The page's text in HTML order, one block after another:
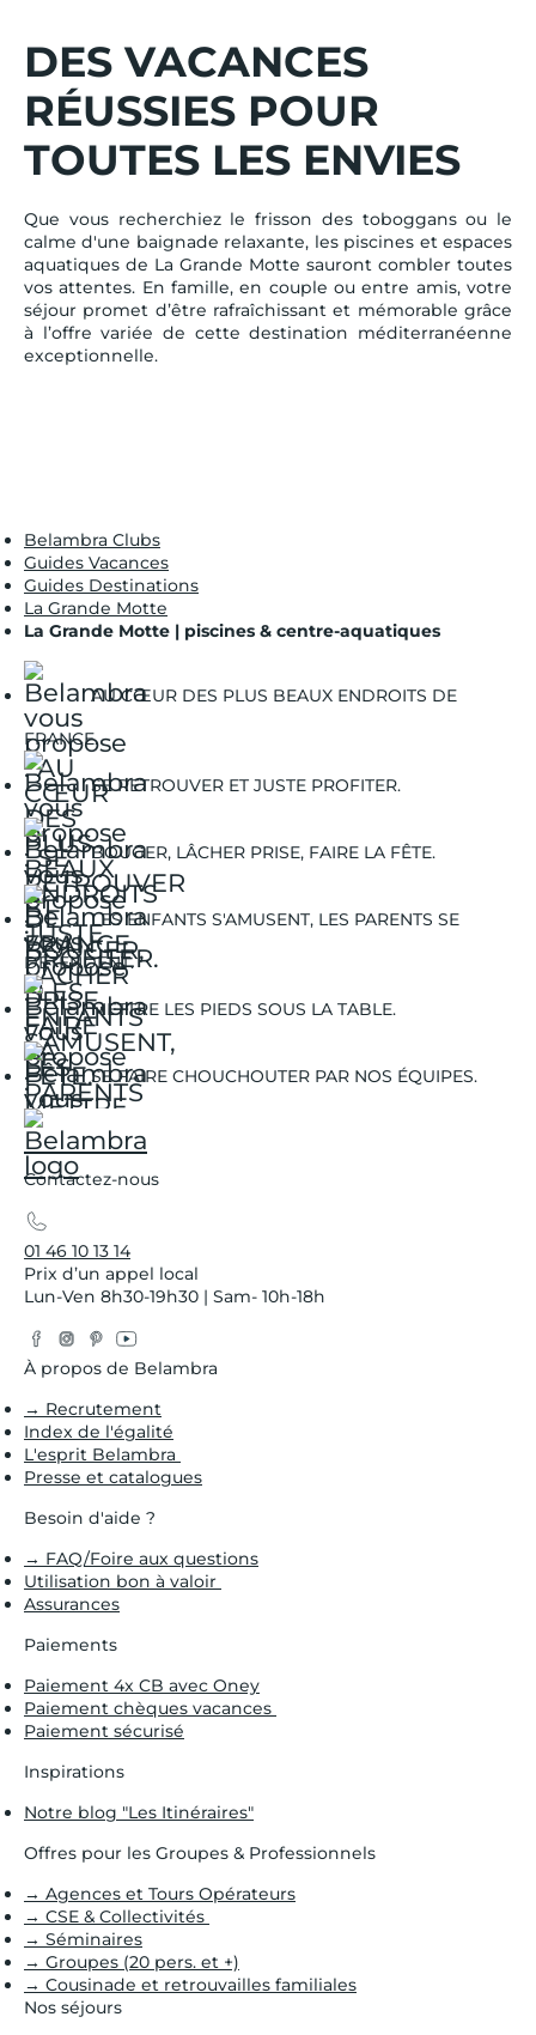
DES VACANCES
RÉUSSIES POUR
TOUTES LES ENVIES
Que vous recherchiez le frisson des toboggans ou le
calme d'une baignade relaxante, les piscines et espaces
aquatiques de La Grande Motte sauront combler toutes
vos attentes. En famille, en couple ou entre amis, votre
séjour promet d’être rafraîchissant et mémorable grâce
à l’offre variée de cette destination méditerranéenne
exceptionnelle.
Belambra Clubs
Guides Vacances
Guides Destinations
La Grande Motte
La Grande Motte | piscines & centre-aquatiques
AU CŒUR DES PLUS BEAUX ENDROITS DE
FRANCE.
SE RETROUVER ET JUSTE PROFITER.
BOUGER, LÂCHER PRISE, FAIRE LA FÊTE.
LES ENFANTS S'AMUSENT, LES PARENTS SE
DÉTENDENT.
METTRE LES PIEDS SOUS LA TABLE.
SE FAIRE CHOUCHOUTER PAR NOS ÉQUIPES.
Contactez-nous
01 46 10 13 14
Prix d’un appel local
Lun-Ven 8h30-19h30 | Sam- 10h-18h
Facebook
Instagram
Pinterest
YouTube
À propos de Belambra
→ Recrutement
Index de l'égalité
L'esprit Belambra
Presse et catalogues
Besoin d'aide ?
→ FAQ/Foire aux questions
Utilisation bon à valoir
Assurances
Paiements
Paiement 4x CB avec Oney
Paiement chèques vacances
Paiement sécurisé
Inspirations
Notre blog "Les Itinéraires"
Offres pour les Groupes & Professionnels
→ Agences et Tours Opérateurs
→ CSE & Collectivités
→ Séminaires
→ Groupes (20 pers. et +)
→ Cousinade et retrouvailles familiales
Nos séjours